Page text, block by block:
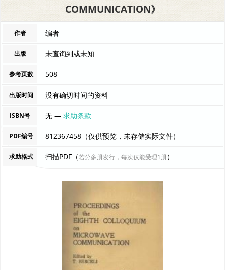
COMMUNICATION》
作者 编者
出版 未查询到或未知
参考页数 508
出版时间 没有确切时间的资料
ISBN号 无 —求助条款
PDF编号 812367458（仅供预览，未存储实际文件）
求助格式 扫描PDF（若分多册发行，每次仅能受理1册）